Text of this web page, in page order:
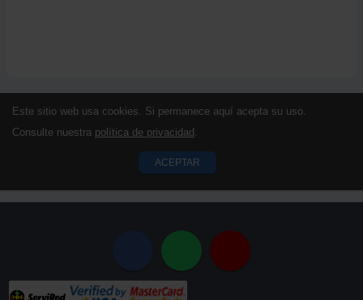
Este sitio web usa cookies. Si permanece aquí acepta su uso.
Consulte nuestra política de privacidad
ACEPTAR